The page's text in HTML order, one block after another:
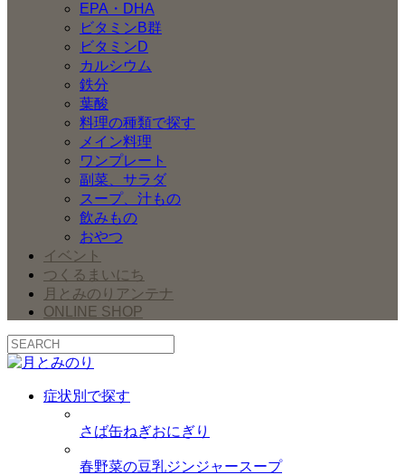
EPA・DHA
ビタミンB群
ビタミンD
カルシウム
鉄分
葉酸
料理の種類で探す
メイン料理
ワンプレート
副菜、サラダ
スープ、汁もの
飲みもの
おやつ
イベント
つくるまいにち
月とみのりアンテナ
ONLINE SHOP
症状別で探す
さば缶ねぎおにぎり
春野菜の豆乳ジンジャースープ